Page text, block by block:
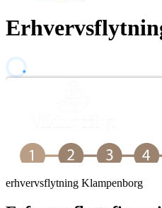
erhvervsflytning Klampenborg